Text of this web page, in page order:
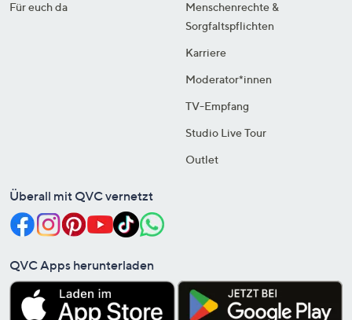
Für euch da
Menschenrechte &
Sorgfaltspflichten
Karriere
Moderator*innen
TV-Empfang
Studio Live Tour
Outlet
Überall mit QVC vernetzt
QVC Apps herunterladen